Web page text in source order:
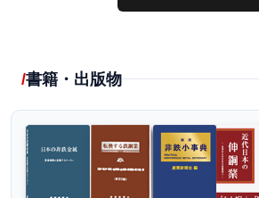
書籍・出版物